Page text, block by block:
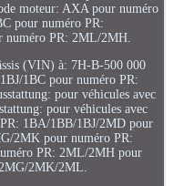
moteur: AXA pour numéro
pour numéro PR:
PR: 2ML/2MH.
(VIN) à: 7H-B-500 000
1BC pour numéro PR:
pour véhicules avec
pour véhicules avec
1BA/1BB/1BJ/2MD pour
2MK pour numéro PR:
PR: 2ML/2MH pour
2MK/2ML.